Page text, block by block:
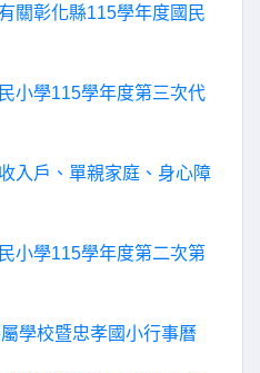
關彰化縣115學年度國民
小學115學年度第三次代
入戶、單親家庭、身心障
小學115學年度第二次第
學校暨忠孝國小行事曆